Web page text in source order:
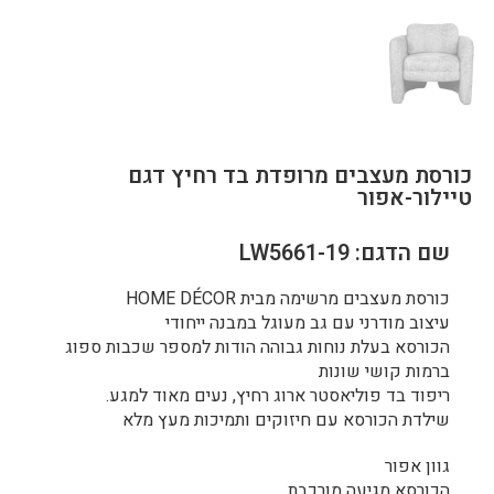
כורסת מעצבים מרופדת בד רחיץ דגם
טיילור-אפור
שם הדגם: LW5661-19
כורסת מעצבים מרשימה מבית HOME DÉCOR
עיצוב מודרני עם גב מעוגל במבנה ייחודי
הכורסא בעלת נוחות גבוהה הודות למספר שכבות ספוג
ברמות קושי שונות
ריפוד בד פוליאסטר ארוג רחיץ, נעים מאוד למגע.
שילדת הכורסא עם חיזוקים ותמיכות מעץ מלא
גוון אפור